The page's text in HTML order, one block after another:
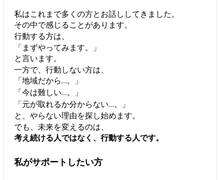
私はこれまで多くの方とお話ししてきました。
その中で感じることがあります。
行動する方は、
「まずやってみます。」
と言います。
一方で、行動しない方は、
「地域だから…。」
「今は難しい…。」
「元が取れるか分からない…。」
と、やらない理由を探し始めます。
でも、未来を変えるのは、
考え続ける人ではなく、行動する人です。
私がサポートしたい方